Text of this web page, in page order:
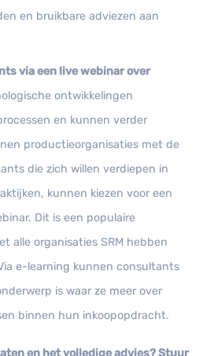
en bruikbare adviezen aan
via een live webinar over
ontwikkelingen
en kunnen verder
productieorganisaties met de
die zich willen verdiepen in
kunnen kiezen voor een
Dit is een populaire
alle organisaties SRM hebben
e-learning kunnen consultants
is waar ze meer over
binnen hun inkoopopdracht.
en het volledige advies? Stuur